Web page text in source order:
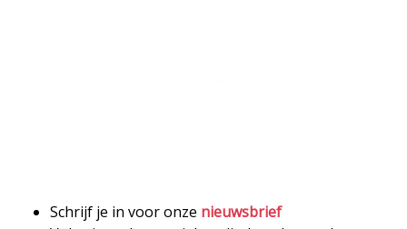
Schrijf je in voor onze nieuwsbrief